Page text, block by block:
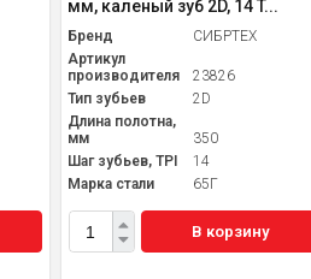
мм, каленый зуб 2D, 14 T...
Бренд
СИБРТЕХ
Артикул
производителя
23826
Тип зубьев
2D
Длина полотна,
мм
350
Шаг зубьев, TPI
14
Марка стали
65Г
В корзину